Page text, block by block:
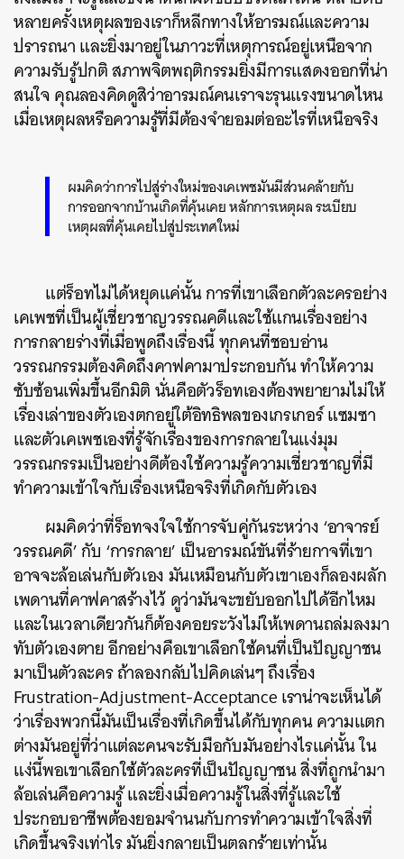
หลายครั้งเหตุผลของเราก็หลีกทางให้อารมณ์และความ
ปรารถนา และยิ่งมาอยู่ในภาวะที่เหตุการณ์อยู่เหนือจาก
ความรับรู้ปกติ สภาพจิตพฤติกรรมยิ่งมีการแสดงออกที่น่า
สนใจ คุณลองคิดดูสิว่าอารมณ์คนเราจะรุนแรงขนาดไหน
เมื่อเหตุผลหรือความรู้ที่มีต้องจำยอมต่ออะไรที่เหนือจริง
ผมคิดว่าการไปสู่ร่างใหม่ของเคเพชมันมีส่วนคล้ายกับ
การออกจากบ้านเกิดที่คุ้นเคย หลักการเหตุผล ระเบียบ
เหตุผลที่คุ้นเคยไปสู่ประเทศใหม่
แต่ร็อทไม่ได้หยุดแค่นั้น การที่เขาเลือกตัวละครอย่าง
เคเพชที่เป็นผู้เชี่ยวชาญวรรณคดีและใช้แกนเรื่องอย่าง
การกลายร่างที่เมื่อพูดถึงเรื่องนี้ ทุกคนที่ชอบอ่าน
วรรณกรรมต้องคิดถึงคาฟคามาประกอบกัน ทำให้ความ
ซับซ้อนเพิ่มขึ้นอีกมิติ นั่นคือตัวร็อทเองต้องพยายามไม่ให้
เรื่องเล่าของตัวเองตกอยู่ใต้อิทธิพลของเกรเกอร์ แซมซา
และตัวเคเพชเองที่รู้จักเรื่องของการกลายในแง่มุม
วรรณกรรมเป็นอย่างดีต้องใช้ความรู้ความเชี่ยวชาญที่มี
ทำความเข้าใจกับเรื่องเหนือจริงที่เกิดกับตัวเอง
ผมคิดว่าที่ร็อทจงใจใช้การจับคู่กันระหว่าง ‘อาจารย์
วรรณคดี’ กับ ‘การกลาย’ เป็นอารมณ์ขันที่ร้ายกาจที่เขา
อาจจะล้อเล่นกับตัวเอง มันเหมือนกับตัวเขาเองก็ลองผลัก
เพดานที่คาฟคาสร้างไว้ ดูว่ามันจะขยับออกไปได้อีกไหม
และในเวลาเดียวกันก็ต้องคอยระวังไม่ให้เพดานถล่มลงมา
ทับตัวเองตาย อีกอย่างคือเขาเลือกใช้คนที่เป็นปัญญาชน
มาเป็นตัวละคร ถ้าลองกลับไปคิดเล่นๆ ถึงเรื่อง
Frustration-Adjustment-Acceptance เราน่าจะเห็นได้
ว่าเรื่องพวกนี้มันเป็นเรื่องที่เกิดขึ้นได้กับทุกคน ความแตก
ต่างมันอยู่ที่ว่าแต่ละคนจะรับมือกับมันอย่างไรแค่นั้น ใน
แง่นี้พอเขาเลือกใช้ตัวละครที่เป็นปัญญาชน สิ่งที่ถูกนำมา
ล้อเล่นคือความรู้ และยิ่งเมื่อความรู้ในสิ่งที่รู้และใช้
ประกอบอาชีพต้องยอมจำนนกับการทำความเข้าใจสิ่งที่
เกิดขึ้นจริงเท่าไร มันยิ่งกลายเป็นตลกร้ายเท่านั้น